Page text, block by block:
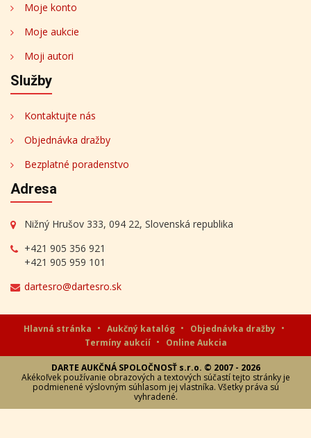
Moje konto
Moje aukcie
Moji autori
Služby
Kontaktujte nás
Objednávka dražby
Bezplatné poradenstvo
Adresa
Nižný Hrušov 333, 094 22, Slovenská republika
+421 905 356 921
+421 905 959 101
dartesro@dartesro.sk
Hlavná stránka Aukčný katalóg
Objednávka dražby
Termíny aukcií
Online Aukcia
DARTE AUKČNÁ SPOLOČNOSŤ s.r.o. © 2007 - 2026
Akékoľvek používanie obrazových a textových súčastí tejto stránky je
podmienené výslovným súhlasom jej vlastníka. Všetky práva sú
vyhradené.